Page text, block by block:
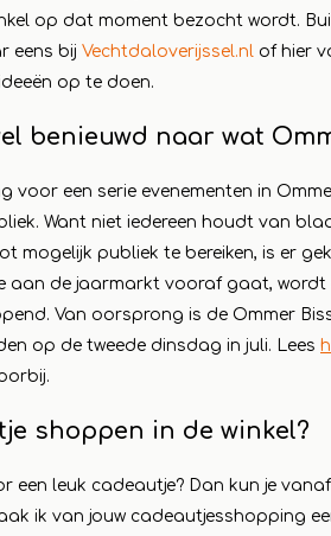
op dat moment bezocht wordt.
eens bij Vechtdaloverijssel.nl of hier
op te doen.
benieuwd naar wat
voor een serie evenementen in
Want niet iedereen houdt van
mogelijk publiek te bereiken, is er
aan de jaarmarkt vooraf gaat,
Van oorsprong is de Ommer
op de tweede dinsdag in juli. Lees
shoppen in de winkel?
een leuk cadeautje? Dan kun je
ik van jouw cadeautjesshopping